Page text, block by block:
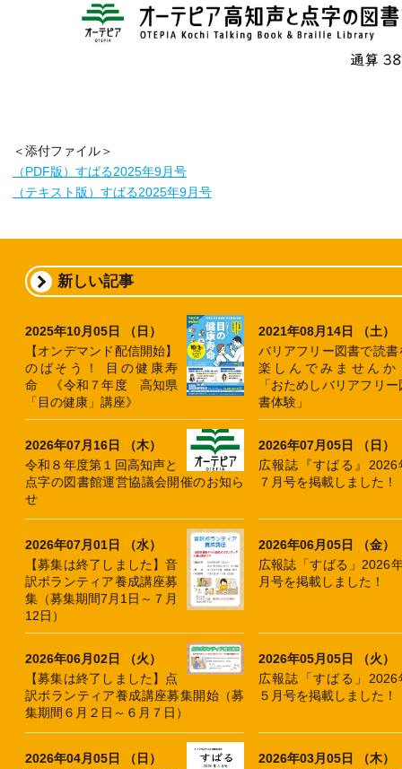
＜添付ファイル＞
（PDF版）すばる2025年9月号
（テキスト版）すばる2025年9月号
新しい記事
2025年10月05日 （日）
【オンデマンド配信開始】
のばそう！ 目の健康寿
命 《令和７年度 高知県
「目の健康」講座》
2021年08月14日 （土）
バリアフリー図書で読書
楽しんでみませんか
「おためしバリアフリー
書体験」
2026年07月16日 （木）
令和８年度第１回高知声と
点字の図書館運営協議会開催のお知ら
せ
2026年07月05日 （日）
広報誌『すばる』2026
７月号を掲載しました！
2026年07月01日 （水）
【募集は終了しました】音
訳ボランティア養成講座募
集（募集期間7月1日～７月
12日）
2026年06月05日 （金）
広報誌「すばる」2026
月号を掲載しました！
2026年06月02日 （火）
【募集は終了しました】点
訳ボランティア養成講座募集開始（募
集期間６月２日～６月７日）
2026年05月05日 （火）
広報誌「すばる」2026
５月号を掲載しました！
2026年04月05日 （日）
2026年03月05日 （木）